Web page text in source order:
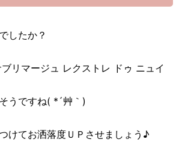
したか？
リマージュ レクストレ ドゥ ニュイ
うですね( *´艸｀)
けてお洒落度ＵＰさせましょう♪